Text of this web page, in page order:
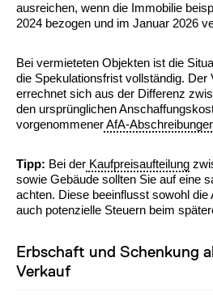
ausreichen, wenn die Immobilie
2024 bezogen und im Januar 2026
Bei vermieteten Objekten ist die
die Spekulationsfrist vollständig. Der
errechnet sich aus der Differenz
den ursprünglichen
vorgenommenerAfA-
Tipp: Bei der Kaufpreisaufteilung
sowie Gebäude sollten Sie auf eine
achten. Diese beeinflusst sowohl die
auch potenzielle Steuern beim
Erbschaft und Schenkung
Verkauf